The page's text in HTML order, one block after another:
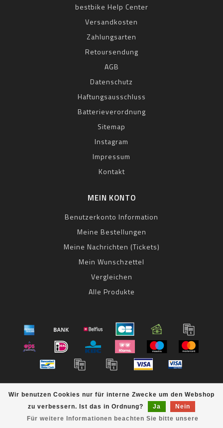
Wir benutzen Cookies nur für interne Zwecke um den Webshop
zu verbessern. Ist das in Ordnung?
Ja
Nein
Für weitere Informationen beachten Sie bitte unsere
bestbike Help Center
Versandkosten
Zahlungsarten
Retoursendung
AGB
Datenschutz
Haftungsausschluss
Batterieverordnung
Sitemap
Instagram
Impressum
Kontakt
MEIN KONTO
Benutzerkonto Information
Meine Bestellungen
Meine Nachrichten (Tickets)
Mein Wunschzettel
Vergleichen
Alle Produkte
© Copyright 2026 bestbike RADSPORT Andreas Kommer -
Powered byLightspeed- Theme byDyvelopment
bestbike scores a /10 out of klantbeoordelingen at